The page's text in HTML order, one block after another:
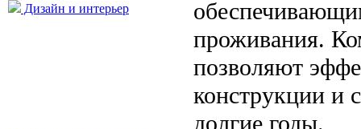
Дизайн и интерьер
проживания.
позволяют
конструкции и
долгие годы.